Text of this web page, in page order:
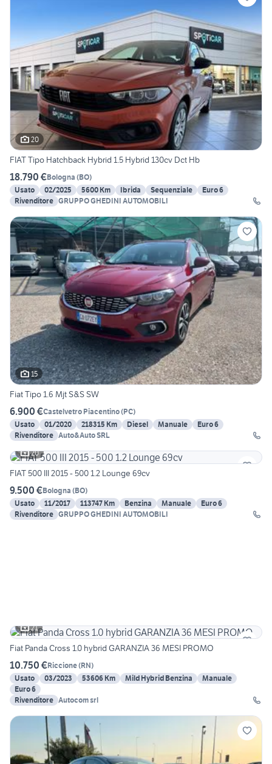
20
FIAT Tipo Hatchback Hybrid 1.5 Hybrid 130cv Dct Hb
18.790 €Bologna (BO)
Usato
02/2025 5600 Km Ibrida Sequenziale
Euro 6
Rivenditore GRUPPO GHEDINI AUTOMOBILI
15
Fiat Tipo 1.6 Mjt S&S SW
6.900 €Castelvetro Piacentino(PC)
Usato
01/2020 218315 Km Diesel Manuale
Euro 6
Rivenditore Auto&Auto SRL
20
FIAT 500 III 2015 - 500 1.2 Lounge 69cv
9.500 €Bologna (BO)
Usato
11/2017 113747 Km Benzina Manuale
Euro 6
Rivenditore GRUPPO GHEDINI AUTOMOBILI
21
Fiat Panda Cross 1.0 hybrid GARANZIA 36 MESI PROMO
10.750 €Riccione(RN)
Usato
03/2023 53606 Km Mild Hybrid Benzina
Manuale
Euro 6
Rivenditore Autocom srl